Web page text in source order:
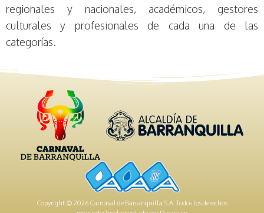
regionales y nacionales, académicos, gestores
culturales y profesionales de cada una de las
categorías.
Copyright © 2026 Carnaval de Barranquilla S.A. Todos los derechos